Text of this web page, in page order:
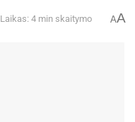
Laikas: 4 min skaitymo AA